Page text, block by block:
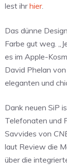
lest ihrhier.
Das dünne
Farbe gut weg.
es im Apple-
David Phelan von
eleganten und
Dank neuen SiP
Telefonaten und
Savvides von
laut Review die
über die